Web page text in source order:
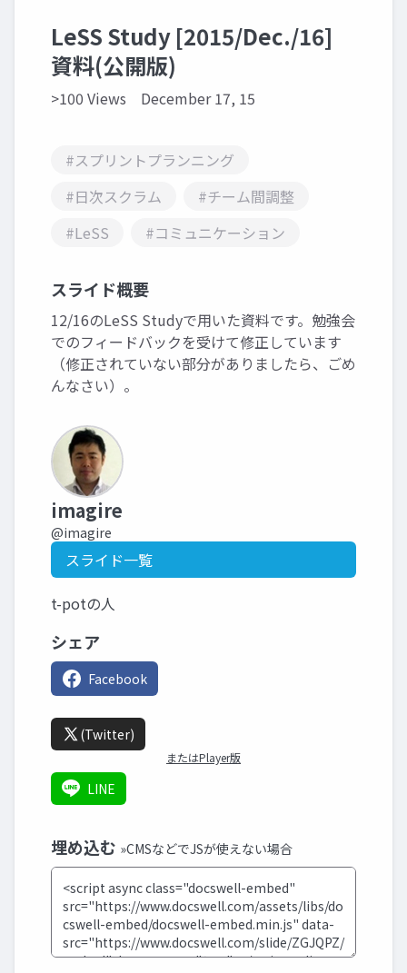
LeSS Study [2015/Dec./16]
資料(公開版)
>100 Views December 17, 15
#スプリントプランニング
#日次スクラム
#チーム間調整
#LeSS
#コミュニケーション
スライド概要
12/16のLeSS Studyで用いた資料です。勉強会
でのフィードバックを受けて修正しています
（修正されていない部分がありましたら、ごめ
んなさい）。
imagire
@imagire
スライド一覧
t-potの人
シェア
Facebook
(Twitter)
またはPlayer版
LINE
埋め込む »CMSなどでJSが使えない場合